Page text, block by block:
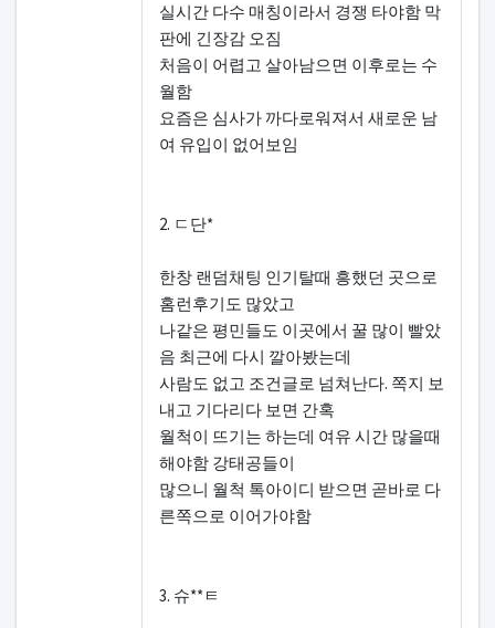
실시간 다수 매칭이라서 경쟁 타야함 막
판에 긴장감 오짐
처음이 어렵고 살아남으면 이후로는 수
월함
요즘은 심사가 까다로워져서 새로운 남
여 유입이 없어보임
2. ㄷ단*
한창 랜덤채팅 인기탈때 흥했던 곳으로
홈런후기도 많았고
나같은 평민들도 이곳에서 꿀 많이 빨았
음 최근에 다시 깔아봤는데
사람도 없고 조건글로 넘쳐난다. 쪽지 보
내고 기다리다 보면 간혹
월척이 뜨기는 하는데 여유 시간 많을때
해야함 강태공들이
많으니 월척 톡아이디 받으면 곧바로 다
른쪽으로 이어가야함
3. 슈**ㅌ